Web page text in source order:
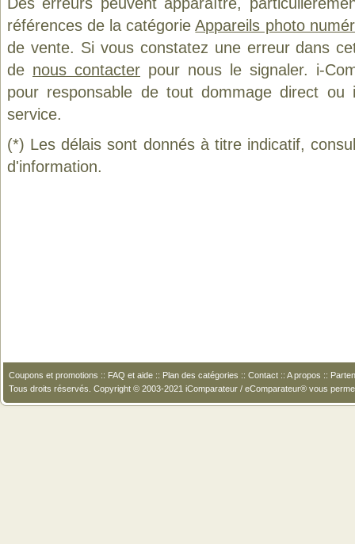
références de la catégorieAppareils photo
de vente. Si vous constatez une erreur dans
de nous contacter pour nous le signaler. i-
pour responsable de tout dommage direct
service.
(*) Les délais sont donnés à titre indicatif,
d'information.
Coupons et promotions :: FAQ et aide :: Plan des catégories :: Contact :: A propos ::
Tous droits réservés. Copyright © 2003-2021 iComparateur / eComparateur® vous